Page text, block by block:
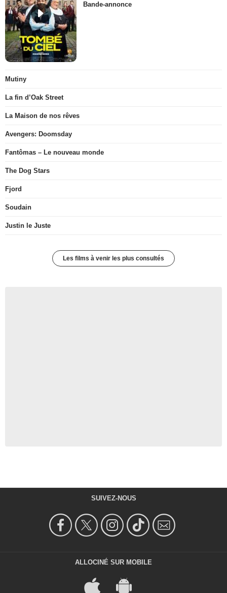
Bande-annonce
Mutiny
La fin d’Oak Street
La Maison de nos rêves
Avengers: Doomsday
Fantômas – Le nouveau monde
The Dog Stars
Fjord
Soudain
Justin le Juste
Les films à venir les plus consultés
SUIVEZ-NOUS
ALLOCINÉ SUR MOBILE